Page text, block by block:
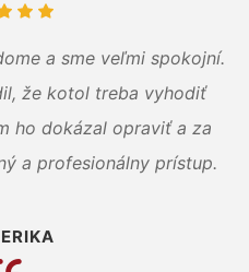
a sme veľmi spokojní.
že kotol treba vyhodiť
ho dokázal opraviť a za
a profesionálny prístup.